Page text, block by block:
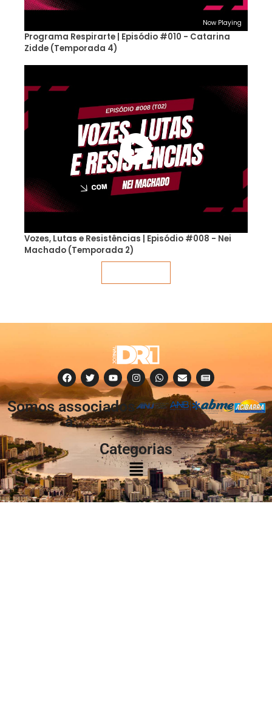
Now Playing
Programa Respirarte | Episódio #010 - Catarina
Zidde (Temporada 4)
Vozes, Lutas e Resistências | Episódio #008 - Nei
Machado (Temporada 2)
Somos associados
à:
Categorias